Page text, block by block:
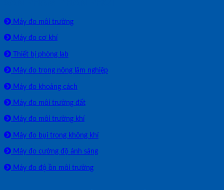
Máy đo môi trường
Máy đo cơ khí
Thiết bị phòng lab
Máy đo trong nông lâm nghiệp
Máy đo khoảng cách
Máy đo môi trường đất
Máy đo môi trường khí
Máy đo bụi trong không khí
Máy đo cường độ ánh sáng
Máy đo độ ồn môi trường